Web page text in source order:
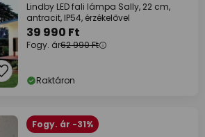
Lindby LED fali lámpa Sally, 22 cm,
antracit, IP54, érzékelővel
39 990 Ft
Fogy. ár62 990 Ft
Raktáron
Fogy. ár -31%